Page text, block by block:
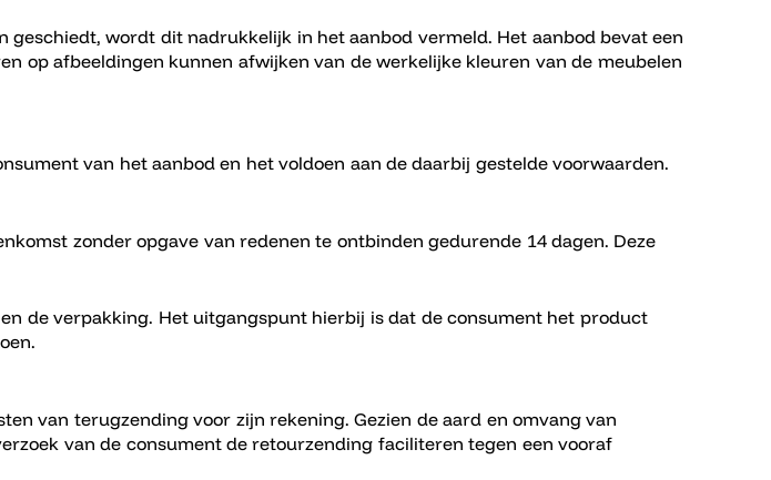
wordt dit nadrukkelijk in het aanbod vermeld. Het aanbod bevat een
op afbeeldingen kunnen afwijken van de werkelijke kleuren van de meubelen
van het aanbod en het voldoen aan de daarbij gestelde voorwaarden.
zonder opgave van redenen te ontbinden gedurende 14 dagen. Deze
de verpakking. Het uitgangspunt hierbij is dat de consument het product
van terugzending voor zijn rekening. Gezien de aard en omvang van
van de consument de retourzending faciliteren tegen een vooraf